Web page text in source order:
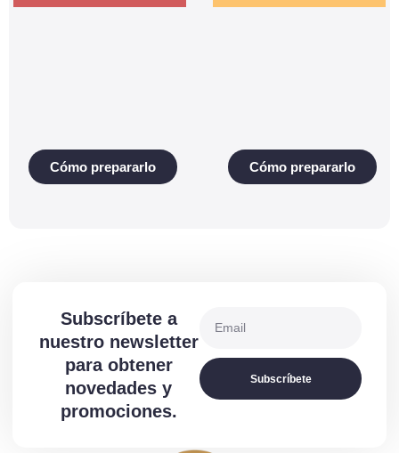
Cómo prepararlo Cómo prepararlo
Subscríbete a
nuestro newsletter
para obtener
novedades y
promociones.
Subscríbete